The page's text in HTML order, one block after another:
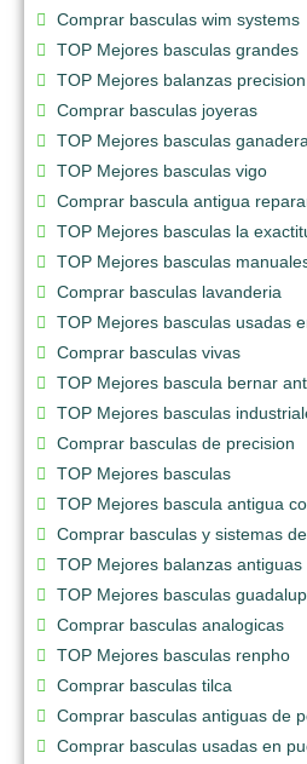
Comprar basculas wim systems
TOP Mejores basculas grandes
TOP Mejores balanzas
Comprar basculas joyeras
TOP Mejores basculas
TOP Mejores basculas vigo
Comprar bascula antigua
TOP Mejores basculas la
TOP Mejores basculas
Comprar basculas lavanderia
TOP Mejores basculas usadas
Comprar basculas vivas
TOP Mejores bascula bernar
TOP Mejores basculas
Comprar basculas de precision
TOP Mejores basculas
TOP Mejores bascula antigua
Comprar basculas y sistemas
TOP Mejores balanzas
TOP Mejores basculas
Comprar basculas analogicas
TOP Mejores basculas renpho
Comprar basculas tilca
Comprar basculas antiguas de
Comprar basculas usadas en